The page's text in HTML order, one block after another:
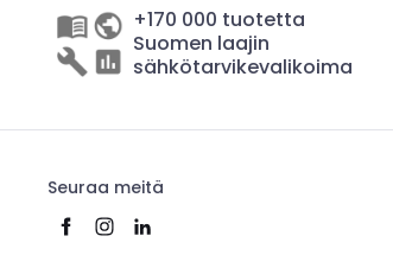
+170 000 tuotetta
Suomen laajin
sähkötarvikevalikoima
Seuraa meitä